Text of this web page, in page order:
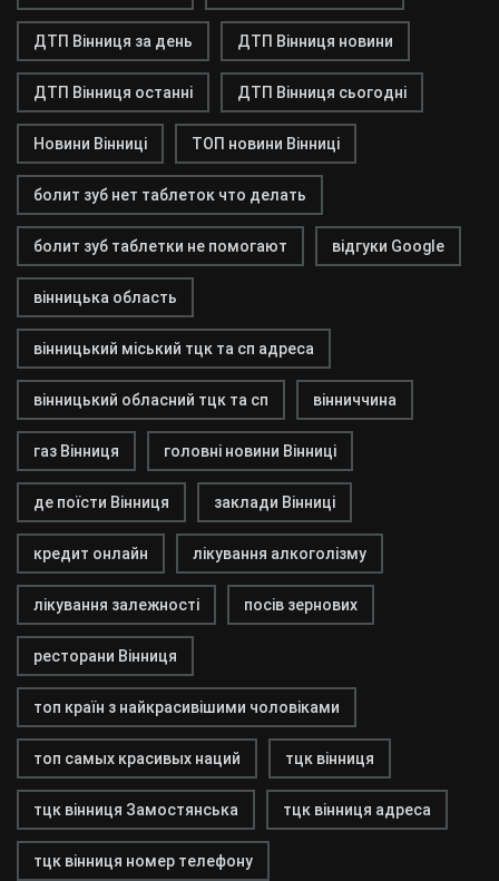
ДТП Вінниця за день ДТП Вінниця новини
ДТП Вінниця останні ДТП Вінниця сьогодні
Новини Вінниці ТОП новини Вінниці
болит зуб нет таблеток что делать
болит зуб таблетки не помогают відгуки Google
вінницька область
вінницький міський тцк та сп адреса
вінницький обласний тцк та сп вінниччина
газ Вінниця головні новини Вінниці
де поїсти Вінниця заклади Вінниці
кредит онлайн лікування алкоголізму
лікування залежності посів зернових
ресторани Вінниця
топ країн з найкрасивішими чоловіками
топ самых красивых наций тцк вінниця
тцк вінниця Замостянська тцк вінниця адреса
тцк вінниця номер телефону